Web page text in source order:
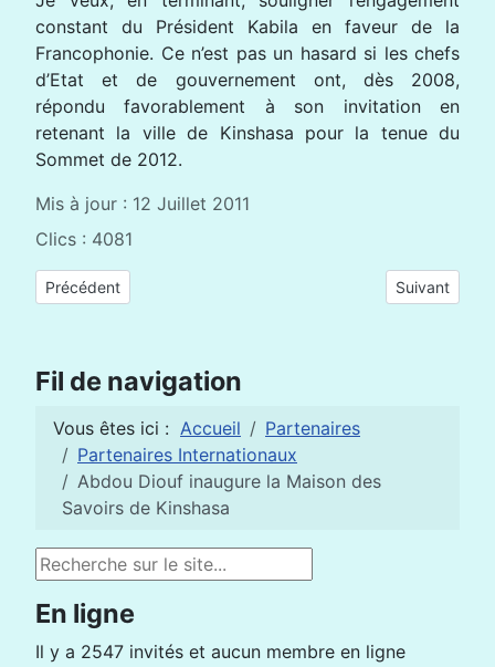
constant du Président Kabila en faveur de la
Francophonie. Ce n’est pas un hasard si les chefs
d’Etat et de gouvernement ont, dès 2008,
répondu favorablement à son invitation en
retenant la ville de Kinshasa pour la tenue du
Sommet de 2012.
Mis à jour : 12 Juillet 2011
Clics : 4081
Article précédent : L'AFD attribue une subvention de 4 millions
Précédent Article
Suivant
Fil de navigation
Vous êtes ici : Accueil
Partenaires
Partenaires Internationaux
Abdou Diouf inaugure la Maison des
Savoirs de Kinshasa
Rechercher
En ligne
Il y a 2547 invités et aucun membre en ligne